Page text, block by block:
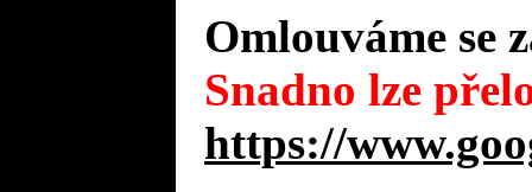
Omlouváme se
Snadno lze
https://